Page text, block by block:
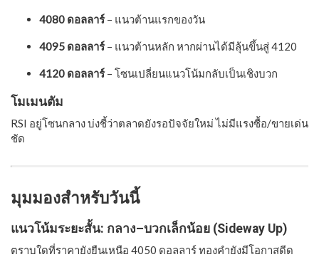
4080 ดอลลาร์– แนวต้านแรกของวัน
4095 ดอลลาร์– แนวต้านหลัก หากผ่านได้มีลุ้นขึ้นสู่ 4120
4120 ดอลลาร์– โซนเปลี่ยนแนวโน้มกลับเป็นเชิงบวก
โมเมนตัม
RSI อยู่โซนกลาง บ่งชี้ว่าตลาดยังรอปัจจัยใหม่ ไม่มีแรงซื้อ/ขายเด่น
ชัด
มุมมองสำหรับวันนี้
แนวโน้มระยะสั้น: กลาง–บวกเล็กน้อย (Sideway Up)
ตราบใดที่ราคายังยืนเหนือ 4050 ดอลลาร์ ทองคำยังมีโอกาสดีด